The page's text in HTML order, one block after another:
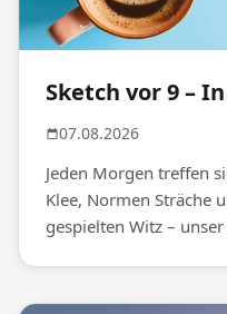
Sketch vor 9 –
07.08.2026
Jeden Morgen treffen
Klee, Normen Sträche
gespielten Witz – unser